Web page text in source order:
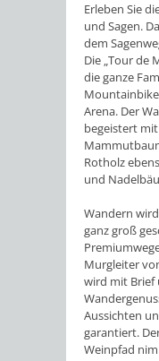
Erleben Sie
und Sagen.
dem
Die „Tour de
die ganze
Arena. Der
begeistert
Rotholz
und
Wandern
ganz groß
Murgleiter
wird mit Brief
Aussichten
garantiert.
Weinpfad